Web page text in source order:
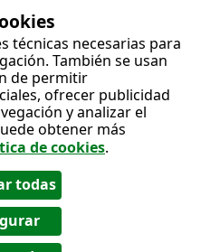
técnicas necesarias para
También se usan
de permitir
ofrecer publicidad
y analizar el
obtener más
de cookies.